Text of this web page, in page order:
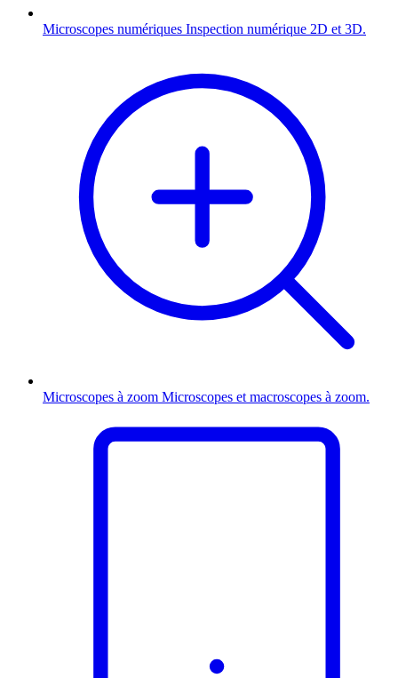
Microscopes numériques Inspection numérique 2D et 3D.
Microscopes à zoom Microscopes et macroscopes à zoom.